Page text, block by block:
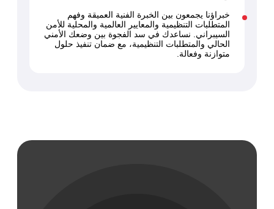
خبراؤنا يجمعون بين الخبرة الفنية العميقة وفهم
المتطلبات التنظيمية والمعايير العالمية والمحلية للأمن
السيبراني. نساعدك في سد الفجوة بين وضعك الأمني
الحالي والمتطلبات التنظيمية، مع ضمان تنفيذ حلول
متوازنة وفعالة.